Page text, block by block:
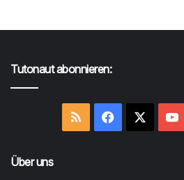
Tutonaut abonnieren:
RSS Facebook
Über uns